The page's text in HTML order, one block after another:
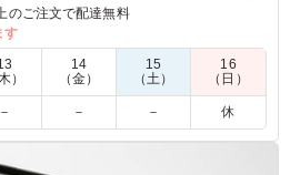
スと合わせてお楽しみください。
鶏の香味ソースのせご飯」に変更
プルダウンより選択してください。
の通り、色々な中華系のおかずが
のご注文で配達無料
す
）
14
（金）
15
（土）
16
（日）
－ － － 休